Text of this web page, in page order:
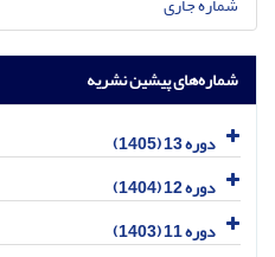
شماره‌های پیشین نشریه
دوره 13 (1405)
دوره 12 (1404)
دوره 11 (1403)